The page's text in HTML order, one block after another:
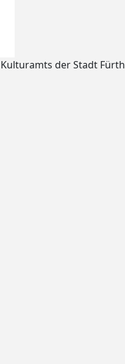
der Stadt Fürth